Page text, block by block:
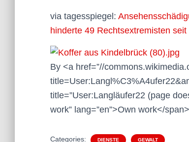
via tagesspiegel:
hinderte 49 Rechtsextremisten
By <a href=”//
title=”User:Langläufer22 (page
work” lang=”en”>Own work</
Categories: DIENSTE GEWALT